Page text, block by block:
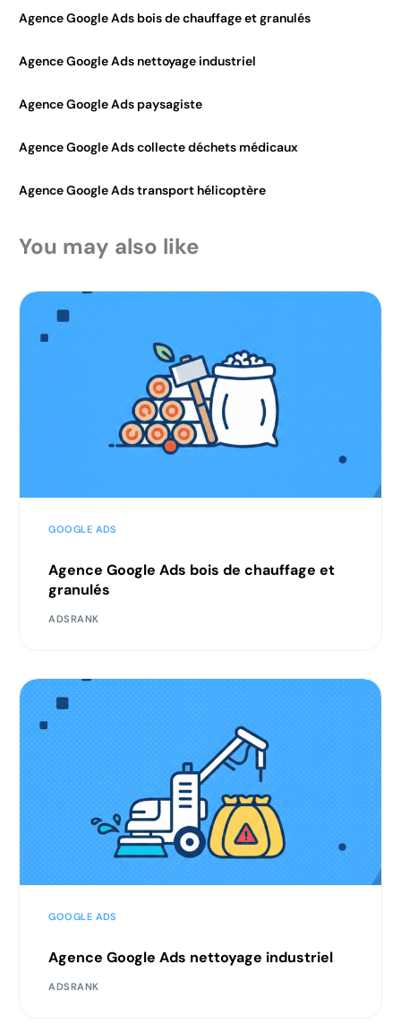
Agence Google Ads bois de chauffage et granulés
Agence Google Ads nettoyage industriel
Agence Google Ads paysagiste
Agence Google Ads collecte déchets médicaux
Agence Google Ads transport hélicoptère
You may also like
GOOGLE ADS
Agence Google Ads bois de chauffage et
granulés
ADSRANK
GOOGLE ADS
Agence Google Ads nettoyage industriel
ADSRANK
Audit gratuit